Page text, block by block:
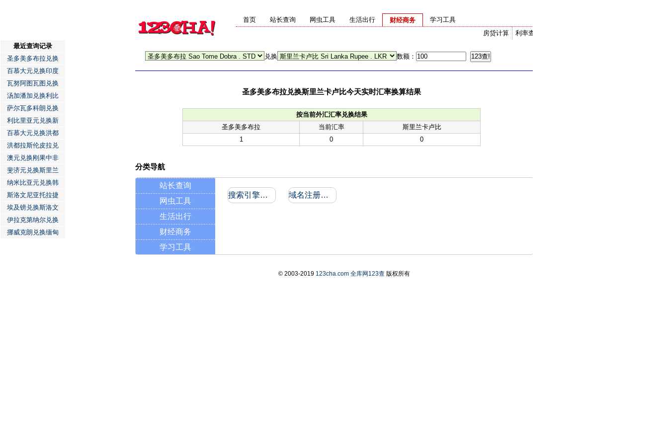
首页 站长查询 网虫工具 生活出行
财经商务
利率查询
房贷计算
学习工具
兑换 数额：
圣多美多布拉兑换斯里兰卡卢比今天实时汇率换算结果
按当前外汇汇率兑换结果
圣多美多布拉
当前汇率
斯里兰卡卢比
1
0 0
最近查询记录
圣多美多布拉兑换
百慕大元兑换印度
瓦努阿图瓦图兑换
汤加潘加兑换利比
萨尔瓦多科朗兑换
利比里亚元兑换新
百慕大元兑换洪都
洪都拉斯伦皮拉兑
澳元兑换刚果中非
斐济元兑换斯里兰
纳米比亚元兑换韩
斯洛文尼亚托拉捷
埃及镑兑换斯洛文
伊拉克第纳尔兑换
挪威克朗兑换缅甸
分类导航
站长查询
网虫工具
生活出行
财经商务
学习工具
搜索引擎收录和反向链接 域名注册信息
© 2003-2019 123cha.com 全库网123查版权所有